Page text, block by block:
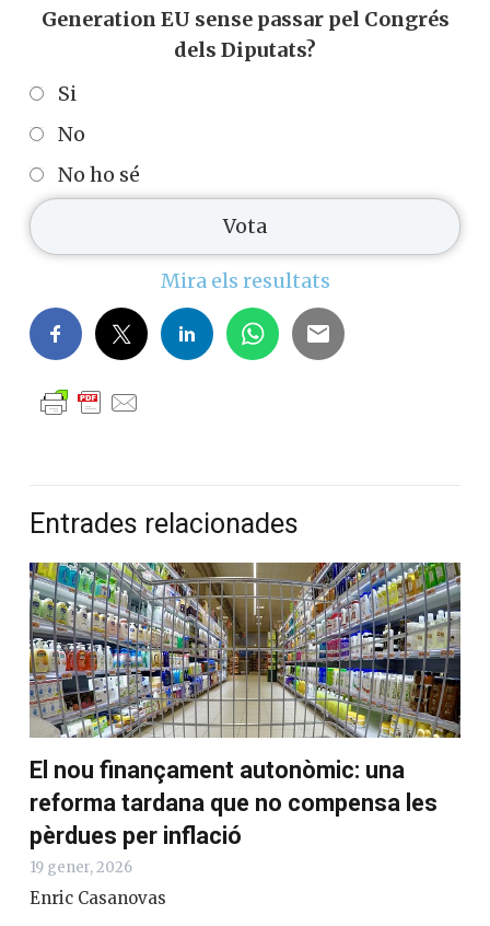
Generation EU sense passar pel Congrés
dels Diputats?
Si
No
No ho sé
Mira els resultats
Entrades relacionades
El nou finançament autonòmic: una
reforma tardana que no compensa les
pèrdues per inflació
19 gener, 2026
Enric Casanovas